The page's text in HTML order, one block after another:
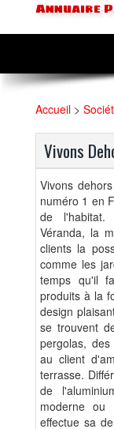
Annuaire
Accueil >
Vivons
Vivons
numéro 1 en
de l'habitat.
Véranda, la
clients la
comme les
temps qu'il
produits à la
design
se trouvent
pergolas,
au client
terrasse.
de
moderne
effectue sa